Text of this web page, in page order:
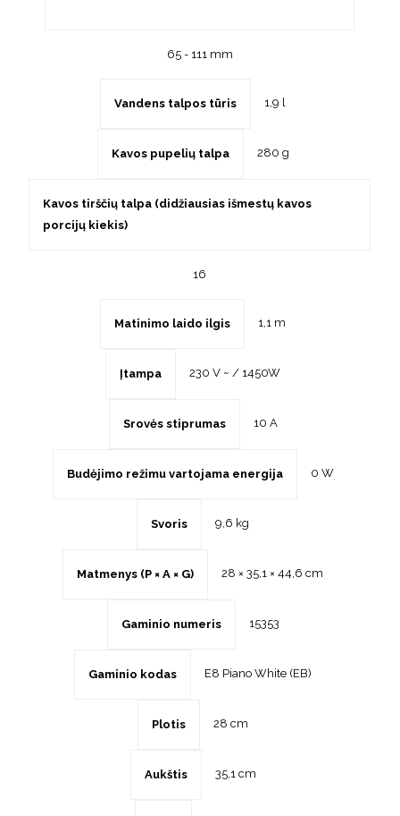
65 - 111 mm
Vandens talpos tūris 1,9 l
Kavos pupelių talpa 280 g
Kavos tirščių talpa (didžiausias išmestų kavos
porcijų kiekis)
16
Matinimo laido ilgis 1,1 m
Įtampa 230 V ~ / 1450W
Srovės stiprumas 10 A
Budėjimo režimu vartojama energija 0 W
Svoris 9,6 kg
Matmenys (P × A × G) 28 × 35,1 × 44,6 cm
Gaminio numeris 15353
Gaminio kodas E8 Piano White (EB)
Plotis 28 cm
Aukštis 35,1 cm